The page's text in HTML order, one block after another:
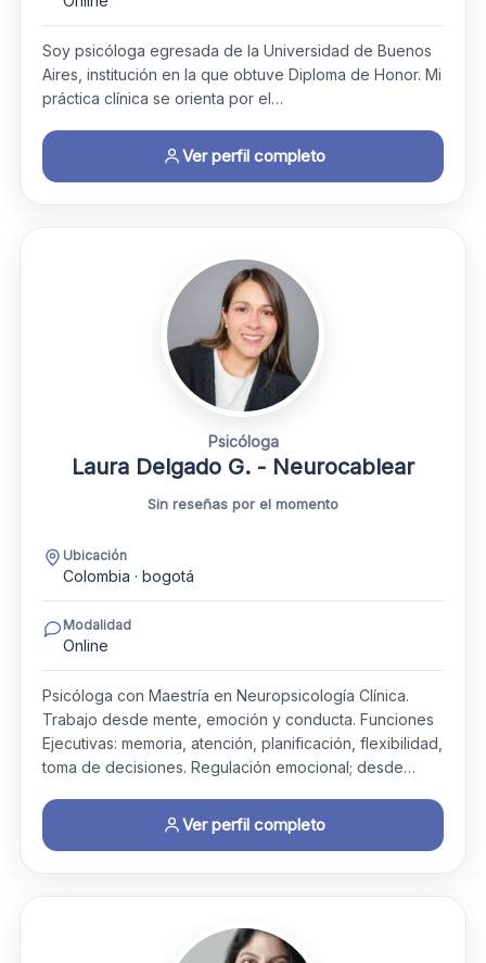
Soy psicóloga egresada de la Universidad de Buenos
Aires, institución en la que obtuve Diploma de Honor. Mi
práctica clínica se orienta por el…
Ver perfil completo
Psicóloga
Laura Delgado G. - Neurocablear
Sin reseñas por el momento
Ubicación
Colombia · bogotá
Modalidad
Online
Psicóloga con Maestría en Neuropsicología Clínica.
Trabajo desde mente, emoción y conducta. Funciones
Ejecutivas: memoria, atención, planificación, flexibilidad,
toma de decisiones. Regulación emocional; desde…
Ver perfil completo